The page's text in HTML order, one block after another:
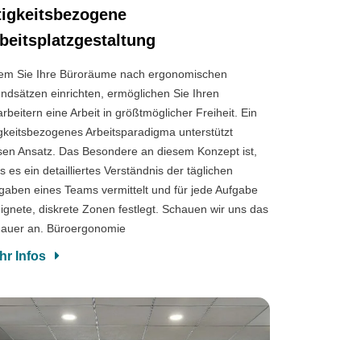
Sie Ihre Büroräume nach ergonomischen
einrichten, ermöglichen Sie Ihren
eine Arbeit in größtmöglicher Freiheit. Ein
Arbeitsparadigma unterstützt
Ansatz. Das Besondere an diesem Konzept ist,
es ein detailliertes Verständnis der täglichen
eines Teams vermittelt und für jede Aufgabe
diskrete Zonen festlegt. Schauen wir uns das
an. Büroergonomie
Infos